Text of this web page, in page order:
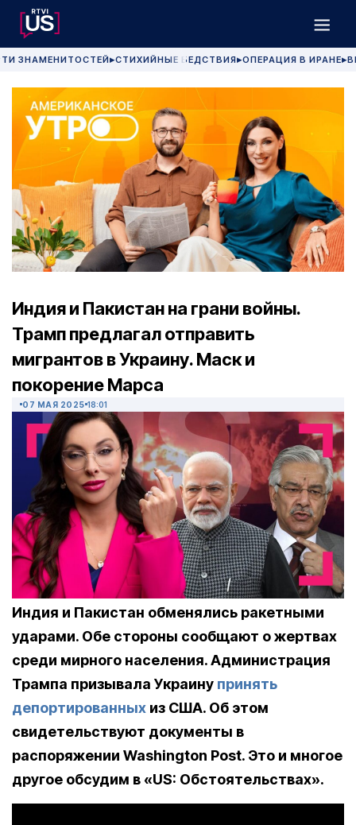
ЗНАМЕНИТОСТЕЙ▶СТИХИЙНЫЕ БЕДСТВИЯ▶ОПЕРАЦИЯ В ИРАНЕ▶
Индия и Пакистан на грани войны.
Трамп предлагал отправить
мигрантов в Украину. Маск и
покорение Марса
07 МАЯ 2025 18:01
Индия и Пакистан обменялись ракетными
ударами. Обе стороны сообщают о жертвах
среди мирного населения. Администрация
Трампа призывала Украину принять
депортированных из США. Об этом
свидетельствуют документы в
распоряжении Washington Post. Это и многое
другое обсудим в «US: Обстоятельствах».